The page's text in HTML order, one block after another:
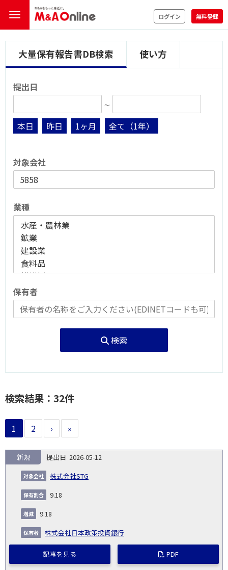
ログイン 無料登録
大量保有報告書DB検索 使い方
提出日
∼
本日
昨日 1ヶ月 全て（1年）
対象会社
業種
保有者
検索
検索結果：32件
1 2 › »
NO.
告
義
務
発
生
日
提
日
証券
2026-05-12
株式会社STG
新規
9.18
9.18
株式会社日本政策投資銀行
記事を見る PDF